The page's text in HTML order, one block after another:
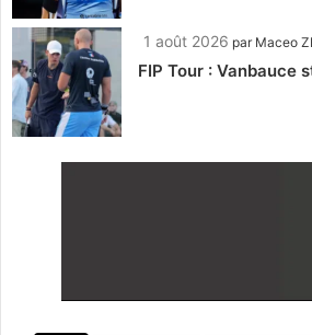
1 août 2026 par Maceo
FIP Tour : Vanbauce